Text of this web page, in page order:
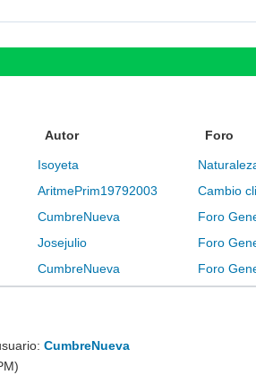
Autor Foro
Isoyeta
AritmePrim19792003 Cambio
CumbreNueva Foro
Josejulio Foro
CumbreNueva Foro
CumbreNueva